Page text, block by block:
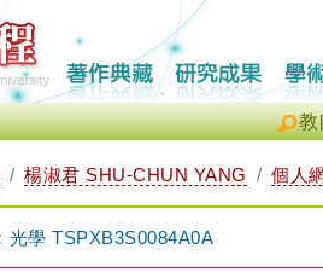
教
楊淑君 SHU-CHUN YANG 個人
光學 TSPXB3S0084A0A